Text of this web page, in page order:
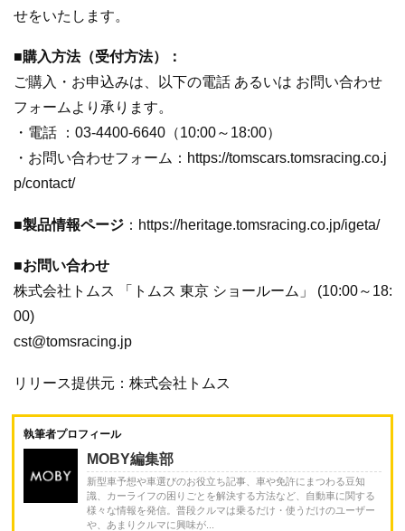
せをいたします。
■購入方法（受付方法）：
ご購入・お申込みは、以下の電話 あるいは お問い合わせ
フォームより承ります。
・電話 ：03-4400-6640（10:00～18:00）
・お問い合わせフォーム：https://tomscars.tomsracing.co.j
p/contact/
■製品情報ページ ：https://heritage.tomsracing.co.jp/igeta/
■お問い合わせ
株式会社トムス 「トムス 東京 ショールーム」 (10:00～18:
00)
cst@tomsracing.jp
リリース提供元：株式会社トムス
執筆者プロフィール
MOBY編集部
新型車予想や車選びのお役立ち記事、車や免許にまつわる豆知
識、カーライフの困りごとを解決する方法など、自動車に関する
様々な情報を発信。普段クルマは乗るだけ・使うだけのユーザー
や、あまりクルマに興味が...